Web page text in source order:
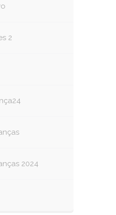
2
2024